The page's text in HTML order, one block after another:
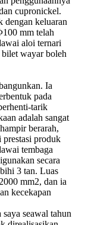
cupronickel.
dengan keluaran
mm telah
aloi ternari
wayar boleh
Ia
pada
tarik
adalah sangat
berarah,
prestasi produk
tembaga
secara
3 tan. Luas
mm2, dan ia
kecekapan
seawal tahun